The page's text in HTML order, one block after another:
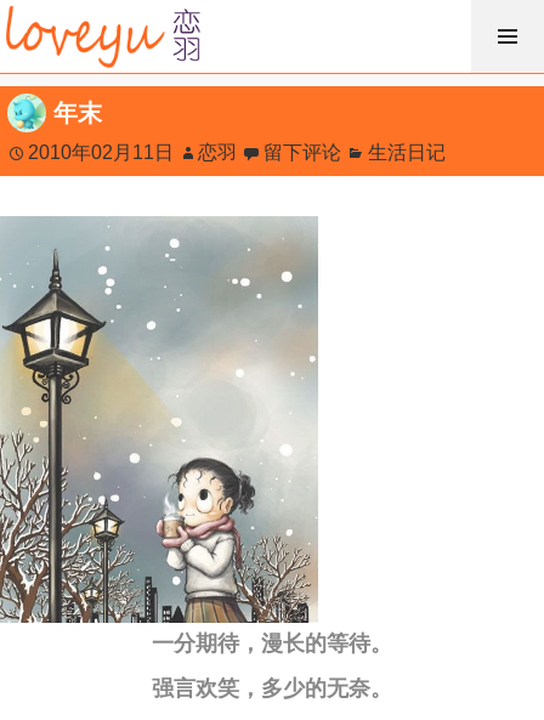
跳
过
内
容
年末
2010年02月11日 恋羽 留下评论 生活日记
一分期待，漫长的等待。
强言欢笑，多少的无奈。